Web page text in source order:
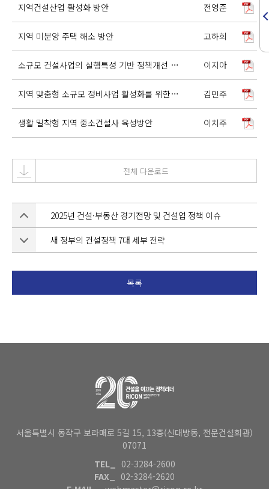
지역건설산업 활성화 방안 전영준
지역 미분양 주택 해소 방안 고하희
소규모 건설사업의 실행특성 기반 정책개선 연구 이지아
지역 맞춤형 소규모 정비사업 활성화를 위한 정책 개선 방안 김민주
생활 밀착형 지역 중소건설사 육성방안 이치주
전체 다운로드
2025년 건설·부동산 경기전망 및 건설업 정책 이슈
새 정부의 건설정책 7대 세부 전략
목록
서울특별시 동작구 보라매로 5길 15, 13층(신대방동, 전문건설회관)
07071
TEL_
02-3284-2600
FAX_
02-3284-2620